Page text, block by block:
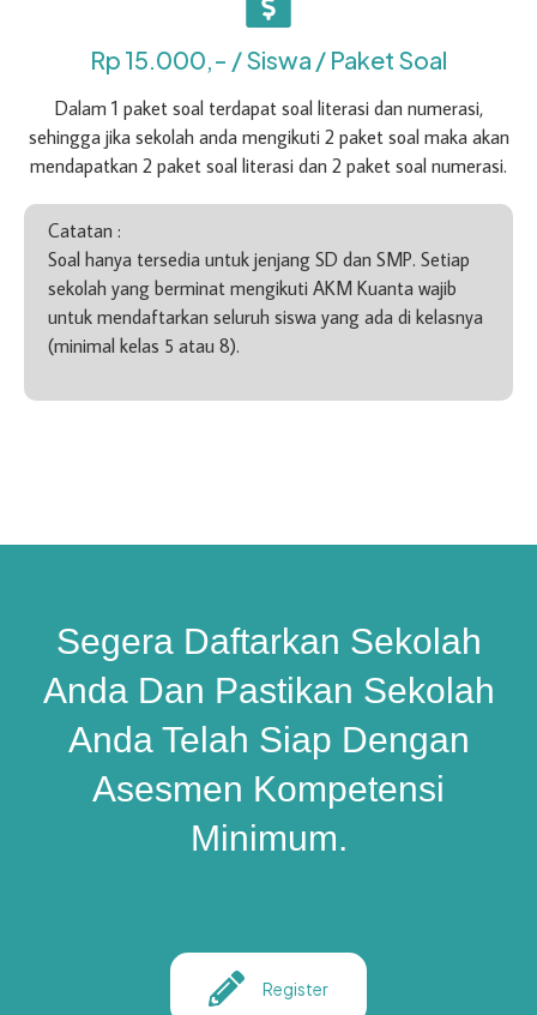
Rp 15.000,- / Siswa / Paket Soal
Dalam 1 paket soal terdapat soal literasi dan numerasi,
sehingga jika sekolah anda mengikuti 2 paket soal maka akan
mendapatkan 2 paket soal literasi dan 2 paket soal numerasi.
Catatan :
Soal hanya tersedia untuk jenjang SD dan SMP. Setiap
sekolah yang berminat mengikuti AKM Kuanta wajib
untuk mendaftarkan seluruh siswa yang ada di kelasnya
(minimal kelas 5 atau 8).
Segera Daftarkan Sekolah
Anda Dan Pastikan Sekolah
Anda Telah Siap Dengan
Asesmen Kompetensi
Minimum.
Register